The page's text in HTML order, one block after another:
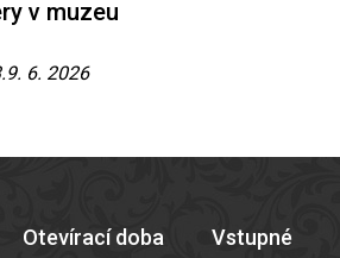
v muzeu
6. 2026
Otevírací doba Vstupné